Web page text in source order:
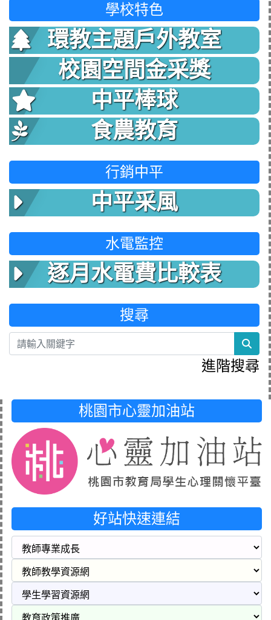
學校特色
環教主題戶外教室
校園空間金采獎
中平棒球
食農教育
行銷中平
中平采風
水電監控
逐月水電費比較表
搜尋
進階搜尋
桃園市心靈加油站
好站快速連結